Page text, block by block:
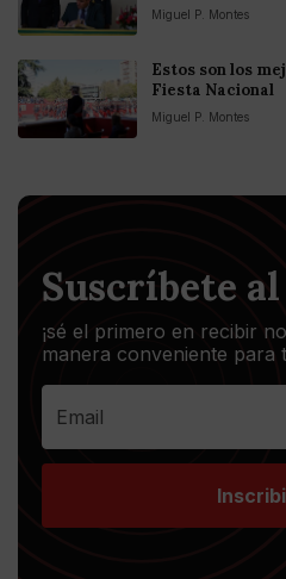
Miguel P. Montes
Estos son los
Fiesta Nacional
Miguel P. Montes
Suscríbete
¡sé el primero en recibir
manera conveniente para